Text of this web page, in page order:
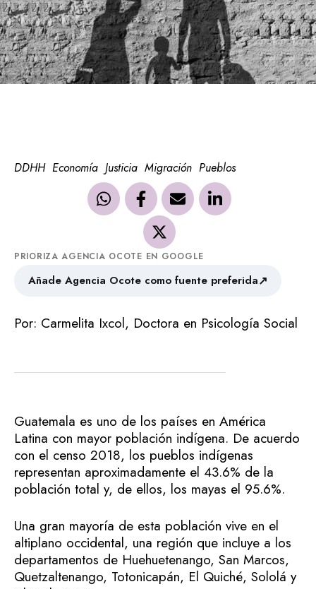
DDHH Economía Justicia Migración Pueblos
PRIORIZA AGENCIA OCOTE EN GOOGLE
Añade Agencia Ocote como fuente preferida↗
Por: Carmelita Ixcol, Doctora en Psicología Social
Guatemala es uno de los países en América
Latina con mayor población indígena. De acuerdo
con el censo 2018, los pueblos indígenas
representan aproximadamente el 43.6% de la
población total y, de ellos, los mayas el 95.6%.
Una gran mayoría de esta población vive en el
altiplano occidental, una región que incluye a los
departamentos de Huehuetenango, San Marcos,
Quetzaltenango, Totonicapán, El Quiché, Sololá y